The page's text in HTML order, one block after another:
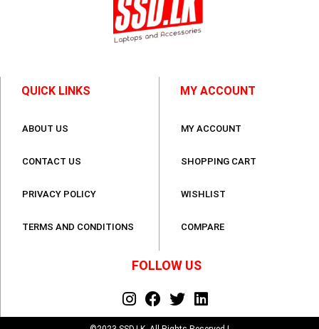
QUICK LINKS
ABOUT US
CONTACT US
PRIVACY POLICY
TERMS AND CONDITIONS
MY ACCOUNT
MY ACCOUNT
SHOPPING CART
WISHLIST
COMPARE
FOLLOW US